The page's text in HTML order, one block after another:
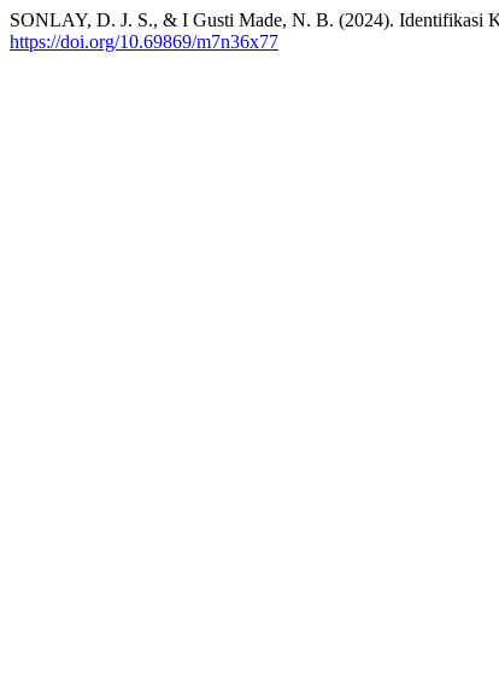
SONLAY, D. J. S., & I Gusti Made, N. B. (2024). Identifikasi
https://doi.org/10.69869/m7n36x77